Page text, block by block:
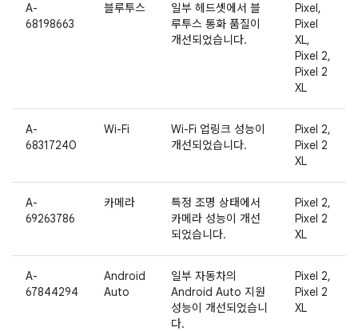
A-
68198663
블루투스
일부 헤드셋에서 블
루투스 통화 품질이
개선되었습니다.
Pixel,
Pixel
XL,
Pixel 2,
Pixel 2
XL
A-
68317240
Wi-Fi
Wi-Fi 업링크 성능이
개선되었습니다.
Pixel 2,
Pixel 2
XL
A-
69263786
카메라
특정 조명 상태에서
카메라 성능이 개선
되었습니다.
Pixel 2,
Pixel 2
XL
A-
67844294
Android
Auto
일부 자동차의
Android Auto 지원
성능이 개선되었습니
다.
Pixel 2,
Pixel 2
XL